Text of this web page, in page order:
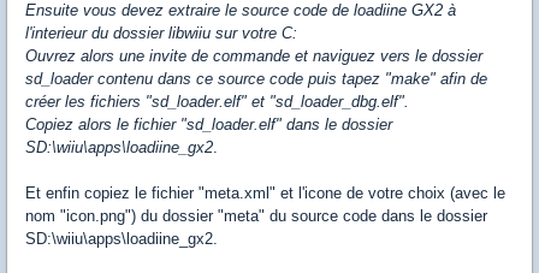
Ensuite vous devez extraire le source code de loadiine GX2 à
l'interieur du dossier libwiiu sur votre C:
Ouvrez alors une invite de commande et naviguez vers le dossier
sd_loader contenu dans ce source code puis tapez "make" afin de
créer les fichiers "sd_loader.elf" et "sd_loader_dbg.elf".
Copiez alors le fichier "sd_loader.elf" dans le dossier
SD:\wiiu\apps\loadiine_gx2.
Et enfin copiez le fichier "meta.xml" et l'icone de votre choix (avec le
nom "icon.png") du dossier "meta" du source code dans le dossier
SD:\wiiu\apps\loadiine_gx2.